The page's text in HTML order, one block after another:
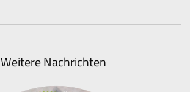
Weitere Nachrichten